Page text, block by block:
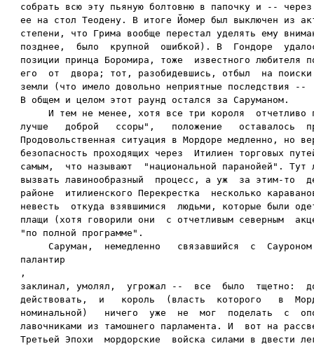
собрать всю эту пьяную болтовню в папочку и --
ее на стол Теодену. В итоге Йомер был выключен из
степени, что Грима вообще перестал уделять ему
позднее,  было  крупной  ошибкой). В  Гондоре
позиции принца Боромира, тоже  известного любителя
его  от  двора; тот, разобидевшись, отбыл  на поиски
земли (что имело довольно неприятные последствия
В общем и целом этот раунд остался за Саруманом.
И тем не менее, хотя все три короля  отчетливо
лучше   доброй   ссоры",   положение   оставалось
Продовольственная ситуация в Мордоре медленно, но
безопасность проходящих через  Итилиен торговых
самым,  что называют  "национальной паранойей". Тут
вызвать лавинообразный  процесс, а уж  за этим-то
районе  итилиенского Перекрестка  несколько
невесть  откуда взявшимися  людьми, которые были
плащи (хотя говорили они  с отчетливым северным
"по полной программе".
Саруман,  немедленно   связавшийся  с
палантир
,
заклинал, умолял,  угрожал --  все  было  тщетно:
действовать,  и   король  (власть  которого   в
номинальной)   ничего  уже  не  мог  поделать  с
лавочниками из тамошнего парламента. И  вот на
Третьей Эпохи  мордорские  войска силами в двести